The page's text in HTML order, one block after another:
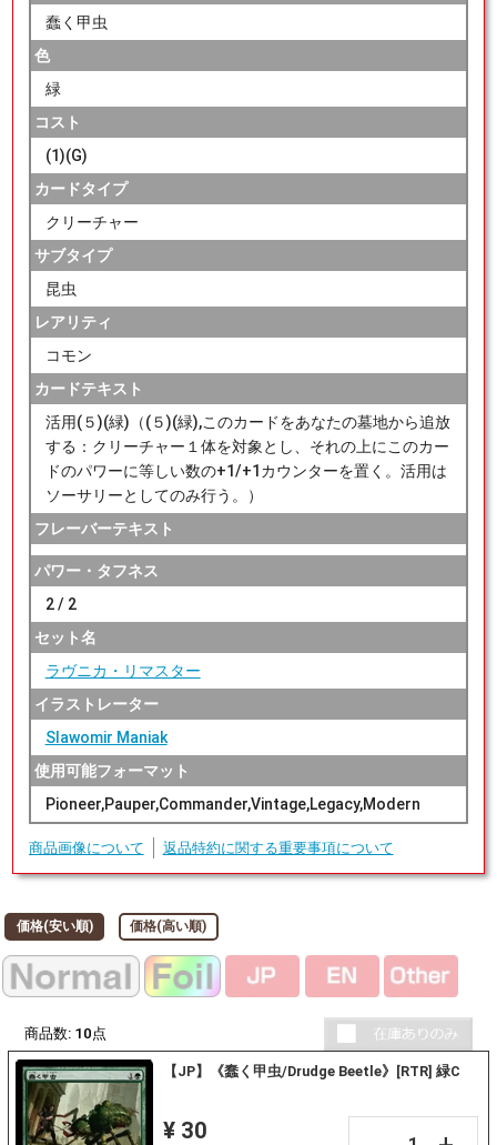
蠢く甲虫
色
緑
コスト
(1)(G)
カードタイプ
クリーチャー
サブタイプ
昆虫
レアリティ
コモン
カードテキスト
活用(５)(緑)（(５)(緑),このカードをあなたの墓地から追放
する：クリーチャー１体を対象とし、それの上にこのカー
ドのパワーに等しい数の+1/+1カウンターを置く。活用は
ソーサリーとしてのみ行う。）
フレーバーテキスト
パワー・タフネス
2 / 2
セット名
ラヴニカ・リマスター
イラストレーター
Slawomir Maniak
使用可能フォーマット
Pioneer,Pauper,Commander,Vintage,Legacy,Modern
商品画像について 返品特約に関する重要事項について
価格(安い順) 価格(高い順)
商品数: 10 点
【JP】《蠢く甲虫/Drudge Beetle》[RTR] 緑C
¥ 30